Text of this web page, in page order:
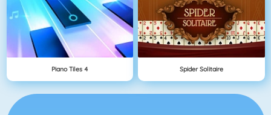
Piano Tiles 4 Spider Solitaire